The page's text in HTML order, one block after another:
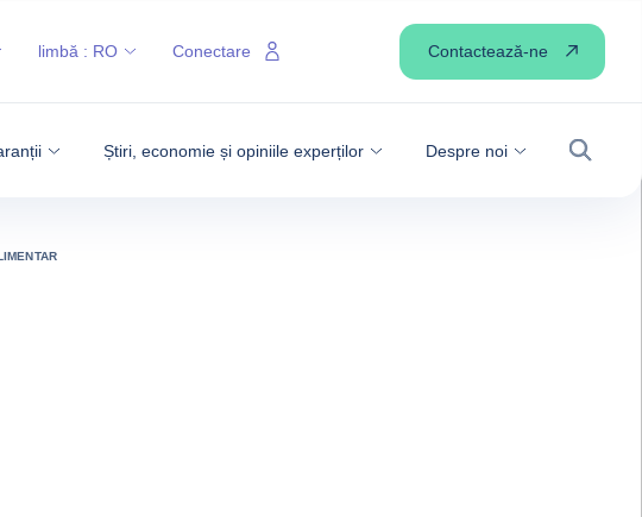
Știri, economie și opiniile experților Despre noi
Căutare
limbă : RO Conectare Contactează-ne